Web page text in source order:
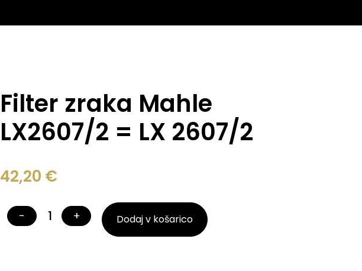
Filter zraka Mahle
LX2607/2 = LX 2607/2
42,20 €
− + Dodaj v košarico